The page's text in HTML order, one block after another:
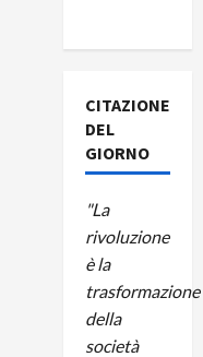
CITAZIONE
DEL
GIORNO
"La
rivoluzione
è la
trasformazione
della
società